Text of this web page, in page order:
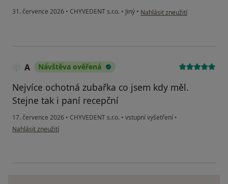
31. července 2026 • CHYVEDENT s.r.o. • Jiný • podle názoru uživatele Václav
Nahlásit zneužití
A Návštěva ověřená
Nejvíce ochotná zubařka co jsem kdy měl.
Stejne tak i paní recepční
17. července 2026 • CHYVEDENT s.r.o. • vstupní vyšetření •
podle názoru uživatele A
Nahlásit zneužití